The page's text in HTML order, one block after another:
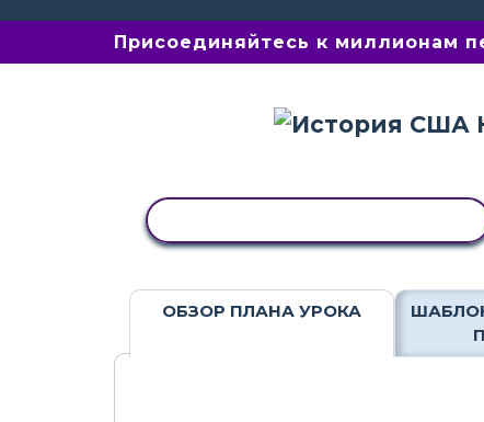
Присоединяйтесь к миллионам
ОБЗОР ПЛАНА УРОКА